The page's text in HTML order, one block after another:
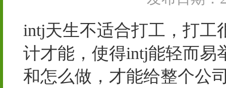
intj天生不适合打工，打工
计才能，使得intj能轻而易
和怎么做，才能给整个公